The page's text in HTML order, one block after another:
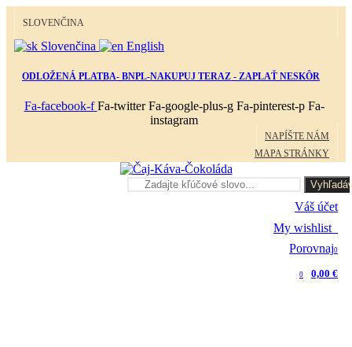
SLOVENČINA
Slovenčina English
ODLOŽENÁ PLATBA- BNPL-NAKUPUJ TERAZ - ZAPLAŤ NESKÔR
Fa-facebook-f Fa-twitter Fa-google-plus-g Fa-pinterest-p Fa-
instagram
NAPÍŠTE NÁM
MAPA STRÁNKY
Váš účet
My wishlist
Porovnaj0
0 0,00 €